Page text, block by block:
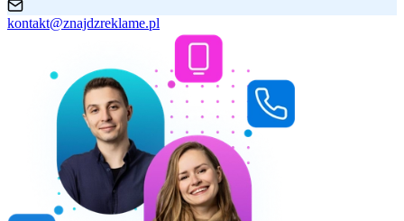
kontakt@znajdzreklame.pl